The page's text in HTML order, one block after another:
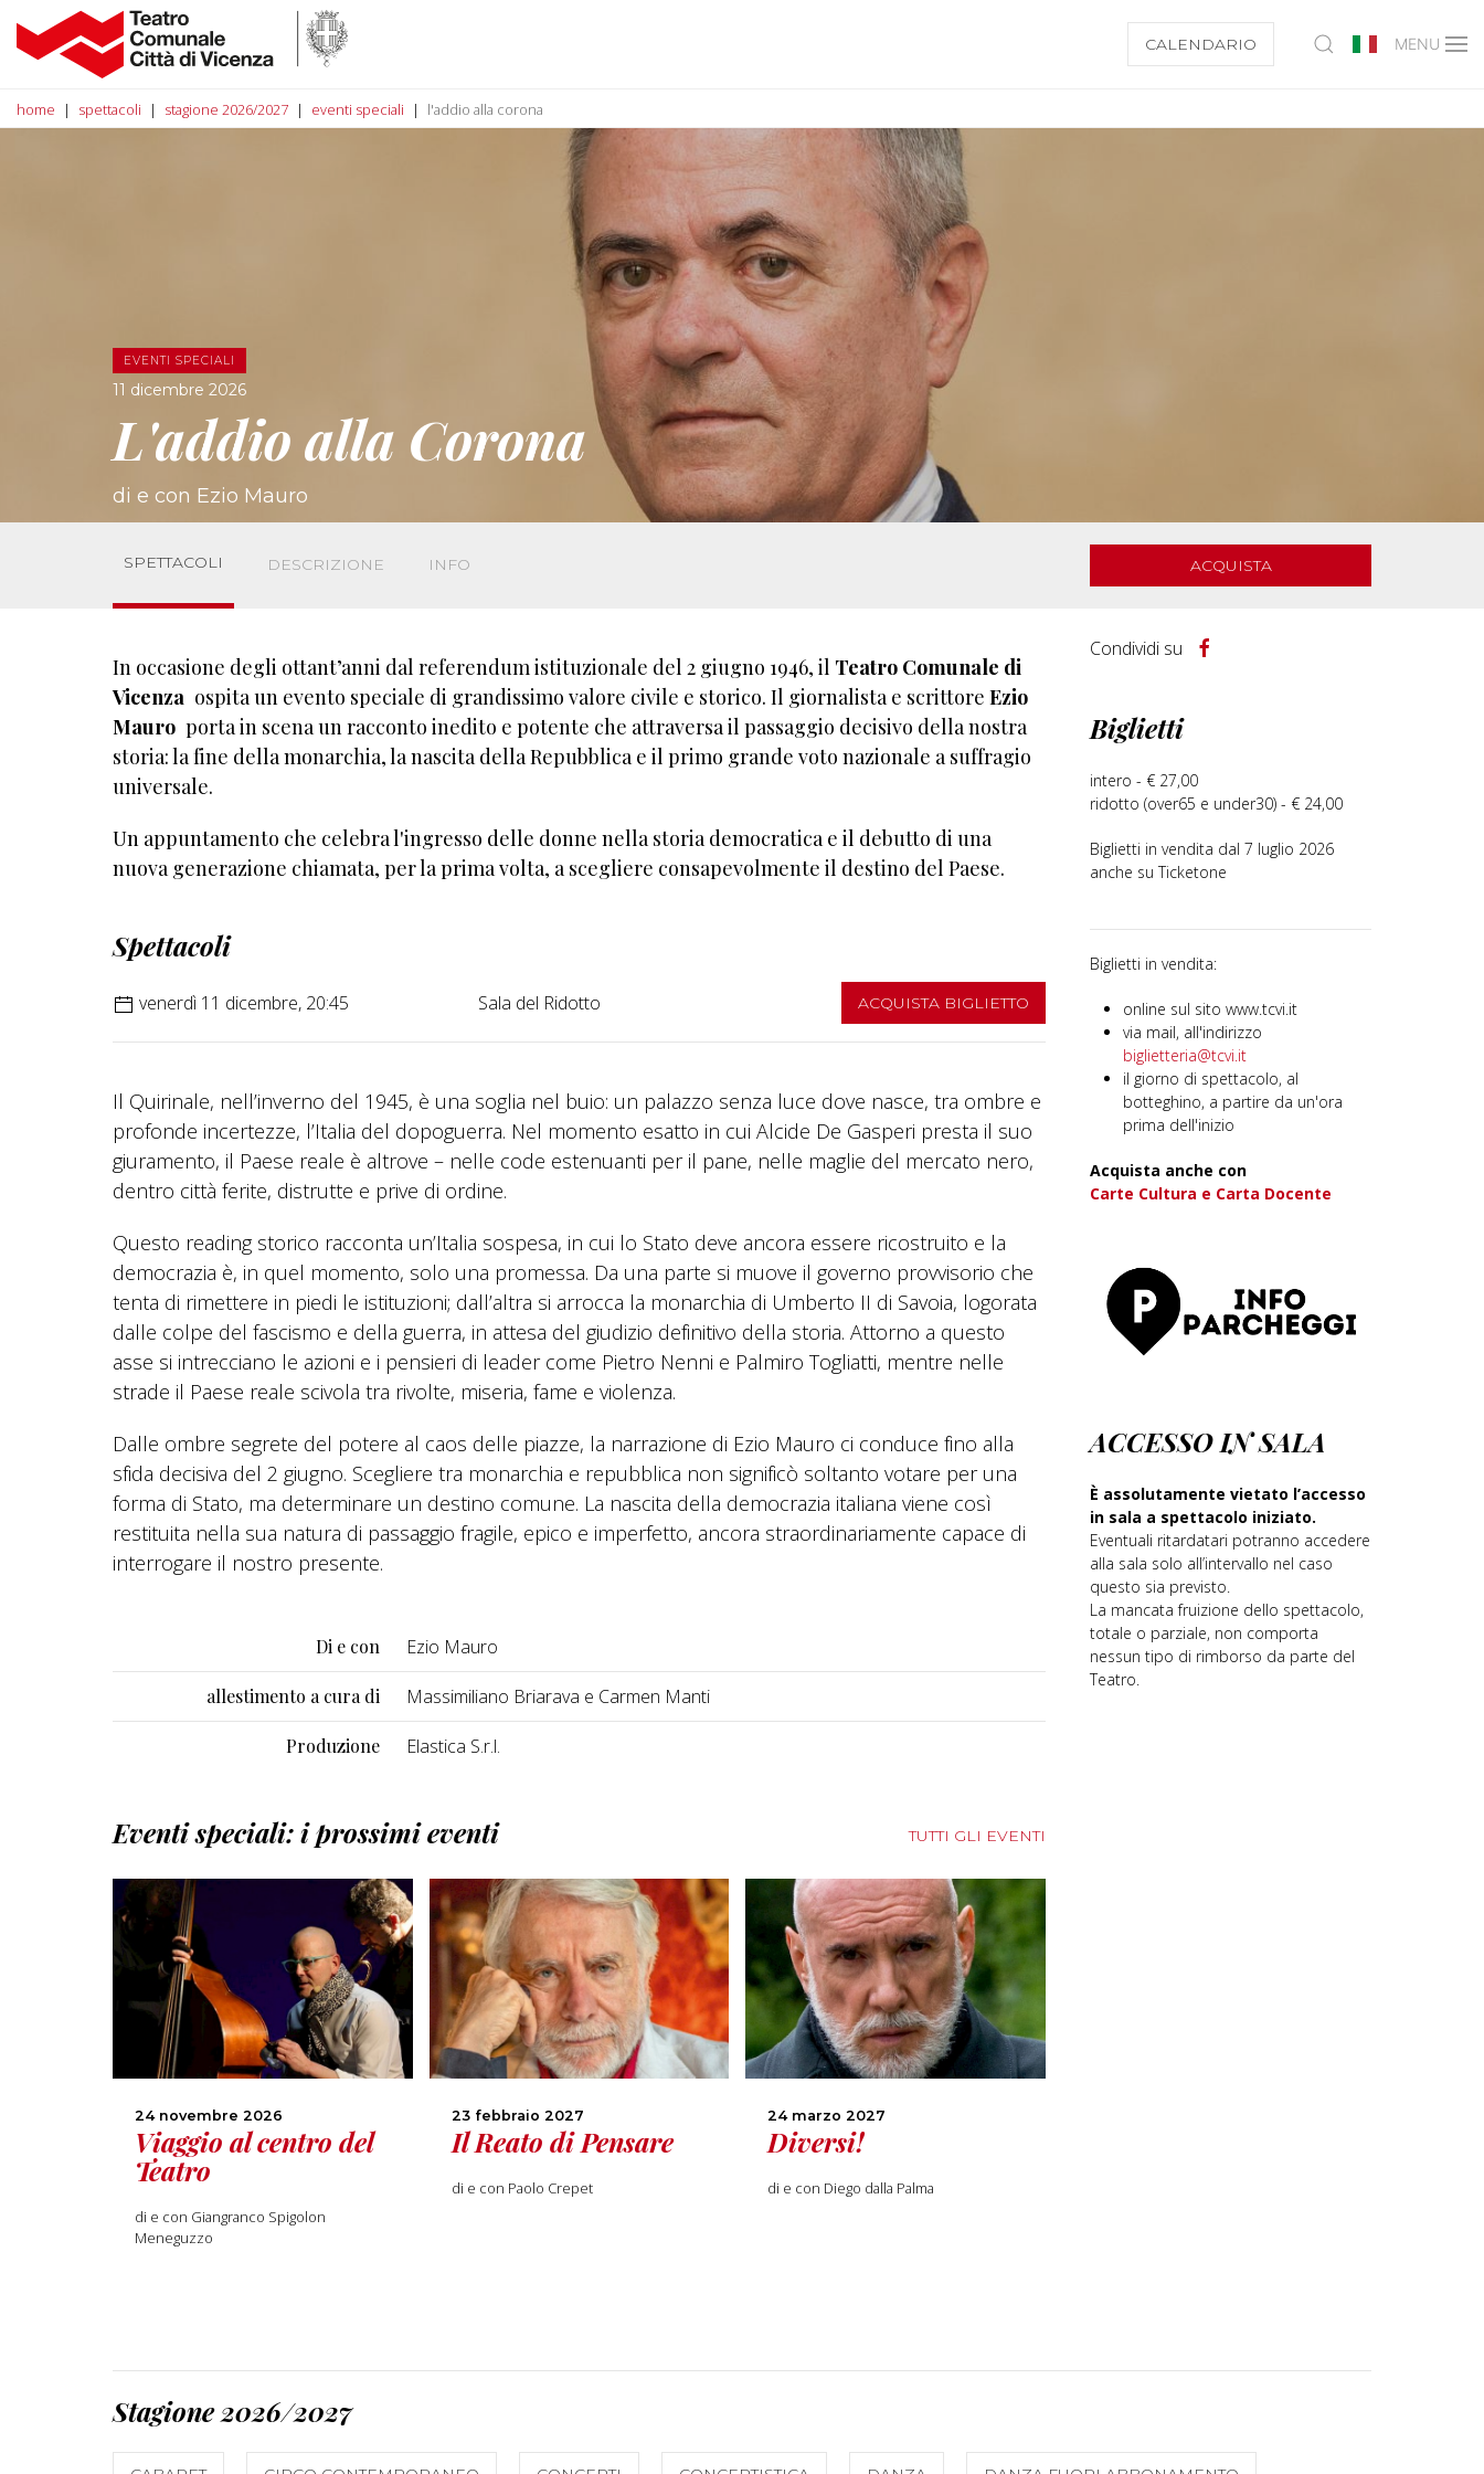
CALENDARIO MENU
home spettacoli stagione 2026/2027 eventi speciali l'addio alla corona
EVENTI SPECIALI
11 dicembre 2026
L'addio alla Corona
di e con Ezio Mauro
SPETTACOLI DESCRIZIONE INFO ACQUISTA
In occasione degli ottant’anni dal referendum istituzionale del 2 giugno 1946, il Teatro Comunale di
Vicenza ospita un evento speciale di grandissimo valore civile e storico. Il giornalista e scrittore Ezio
Mauro porta in scena un racconto inedito e potente che attraversa il passaggio decisivo della nostra
storia: la fine della monarchia, la nascita della Repubblica e il primo grande voto nazionale a suffragio
universale.
Un appuntamento che celebra l'ingresso delle donne nella storia democratica e il debutto di una
nuova generazione chiamata, per la prima volta, a scegliere consapevolmente il destino del Paese.
Spettacoli
venerdì 11 dicembre, 20:45 Sala del Ridotto ACQUISTA BIGLIETTO
Il Quirinale, nell’inverno del 1945, è una soglia nel buio: un palazzo senza luce dove nasce, tra ombre e
profonde incertezze, l’Italia del dopoguerra. Nel momento esatto in cui Alcide De Gasperi presta il suo
giuramento, il Paese reale è altrove – nelle code estenuanti per il pane, nelle maglie del mercato nero,
dentro città ferite, distrutte e prive di ordine.
Questo reading storico racconta un’Italia sospesa, in cui lo Stato deve ancora essere ricostruito e la
democrazia è, in quel momento, solo una promessa. Da una parte si muove il governo provvisorio che
tenta di rimettere in piedi le istituzioni; dall’altra si arrocca la monarchia di Umberto II di Savoia, logorata
dalle colpe del fascismo e della guerra, in attesa del giudizio definitivo della storia. Attorno a questo
asse si intrecciano le azioni e i pensieri di leader come Pietro Nenni e Palmiro Togliatti, mentre nelle
strade il Paese reale scivola tra rivolte, miseria, fame e violenza.
Dalle ombre segrete del potere al caos delle piazze, la narrazione di Ezio Mauro ci conduce fino alla
sfida decisiva del 2 giugno. Scegliere tra monarchia e repubblica non significò soltanto votare per una
forma di Stato, ma determinare un destino comune. La nascita della democrazia italiana viene così
restituita nella sua natura di passaggio fragile, epico e imperfetto, ancora straordinariamente capace di
interrogare il nostro presente.
Di e con Ezio Mauro
allestimento a cura di Massimiliano Briarava e Carmen Manti
Produzione Elastica S.r.l.
Eventi speciali: i prossimi eventi TUTTI GLI EVENTI
24 novembre 2026
Viaggio al centro del
Teatro
di e con Giangranco Spigolon
Meneguzzo
23 febbraio 2027
Il Reato di Pensare
di e con Paolo Crepet
24 marzo 2027
Diversi!
di e con Diego dalla Palma
Condividi su
Biglietti
intero - € 27,00
ridotto (over65 e under30) - € 24,00
Biglietti in vendita dal 7 luglio 2026
anche su Ticketone
Biglietti in vendita:
online sul sito www.tcvi.it
via mail, all'indirizzo
biglietteria@tcvi.it
il giorno di spettacolo, al
botteghino, a partire da un'ora
prima dell'inizio
Acquista anche con
Carte Cultura e Carta Docente
ACCESSO IN SALA
È assolutamente vietato l’accesso
in sala a spettacolo iniziato.
Eventuali ritardatari potranno accedere
alla sala solo all’intervallo nel caso
questo sia previsto.
La mancata fruizione dello spettacolo,
totale o parziale, non comporta
nessun tipo di rimborso da parte del
Teatro.
Stagione 2026/2027